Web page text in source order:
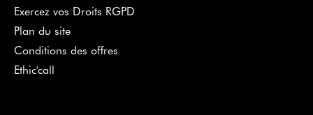
Exercez vos Droits RGPD
Plan du site
Conditions des offres
Ethic'call